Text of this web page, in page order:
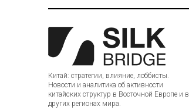
Китай: стратегии, влияние, лоббисты.
Новости и аналитика об активности
китайских структур в Восточной Европе и в
других регионах мира.